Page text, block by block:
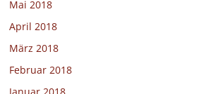
Mai 2018
April 2018
März 2018
Februar 2018